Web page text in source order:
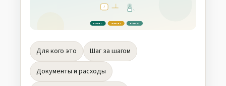
!
REPORT SUPPORT RESOLVE
Для кого это
Шаг за шагом
Документы и расходы